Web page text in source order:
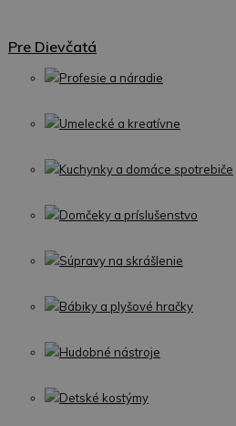
Pre Dievčatá
Profesie a náradie
Umelecké a kreatívne
Kuchynky a domáce spotrebiče
Domčeky a príslušenstvo
Súpravy na skrášlenie
Bábiky a plyšové hračky
Hudobné nástroje
Detské kostýmy